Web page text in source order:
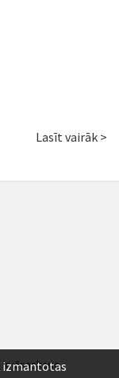
Lasīt vairāk >
jāsaskaņo.
izmantotas